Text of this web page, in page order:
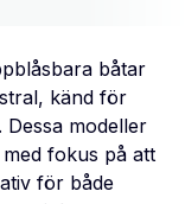
båtar
känd för
modeller
fokus på att
för både